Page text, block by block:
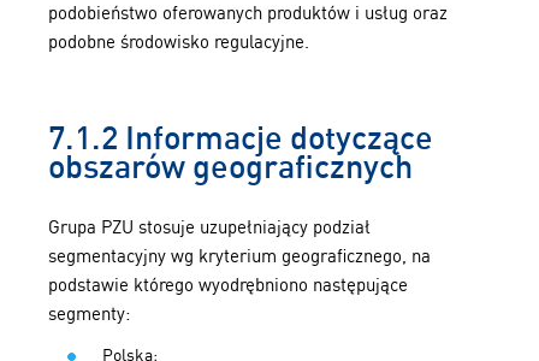
podobieństwo oferowanych produktów i usług oraz
podobne środowisko regulacyjne.
7.1.2 Informacje dotyczące
obszarów geograficznych
Grupa PZU stosuje uzupełniający podział
segmentacyjny wg kryterium geograficznego, na
podstawie którego wyodrębniono następujące
segmenty:
Polska;